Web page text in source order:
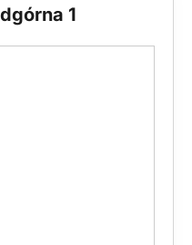
1